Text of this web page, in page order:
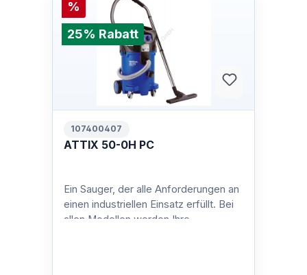
%
25% Rabatt
107400407
ATTIX 50-0H PC
Ein Sauger, der alle Anforderungen an
einen industriellen Einsatz erfüllt. Bei
allen Modellen werden Ihre